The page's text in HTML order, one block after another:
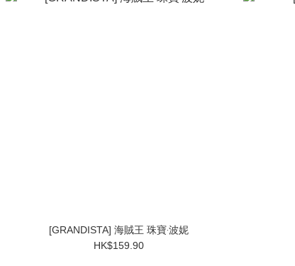
[GRANDISTA] 海賊王 珠寶‧波妮
HK$159.90